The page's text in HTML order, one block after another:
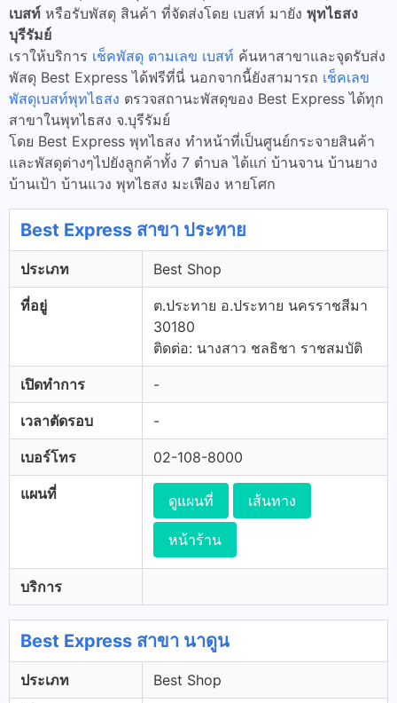
เบสท์ หรือรับพัสดุ สินค้า ที่จัดส่งโดย เบสท์ มายัง พุทไธสง
บุรีรัมย์
เราให้บริการ เช็คพัสดุ ตามเลข เบสท์ ค้นหาสาขาและจุดรับส่ง
พัสดุ Best Express ได้ฟรีที่นี่ นอกจากนี้ยังสามารถ เช็คเลข
พัสดุเบสท์พุทไธสง ตรวจสถานะพัสดุของ Best Express ได้ทุก
สาขาในพุทไธสง จ.บุรีรัมย์
โดย Best Express พุทไธสง ทำหน้าที่เป็นศูนย์กระจายสินค้า
และพัสดุต่างๆไปยังลูกค้าทั้ง 7 ตำบล ได้แก่ บ้านจาน บ้านยาง
บ้านเป้า บ้านแวง พุทไธสง มะเฟือง หายโศก
Best Express สาขา ประทาย
ประเภท Best Shop
ที่อยู่
ต.ประทาย อ.ประทาย นครราชสีมา
30180
ติดต่อ: นางสาว ชลธิชา ราชสมบัติ
เปิดทำการ -
เวลาตัดรอบ -
เบอร์โทร 02-108-8000
แผนที่ ดูแผนที่ เส้นทาง
หน้าร้าน
บริการ
Best Express สาขา นาดูน
ประเภท Best Shop